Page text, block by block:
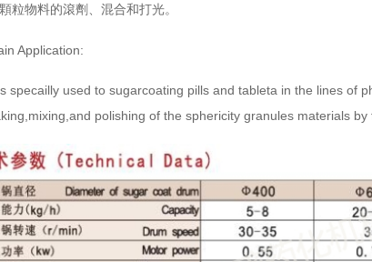
粒物料的滾劑、混合和打光。
Application:
specailly used to sugarcoating pills and tableta in the lines of
polishing of the sphericity granules materials by